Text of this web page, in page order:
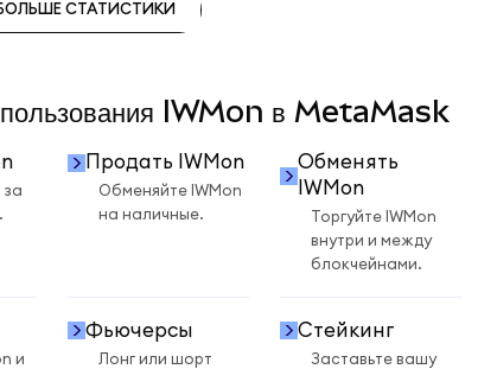
СТАТИСТИКИ
IWMon в MetaMask
за
Продать IWMon
Обменяйте IWMon
на наличные.
Обменять
IWMon
Торгуйте IWMon
внутри и между
блокчейнами.
и
Фьючерсы
Лонг или шорт
Стейкинг
Заставьте вашу